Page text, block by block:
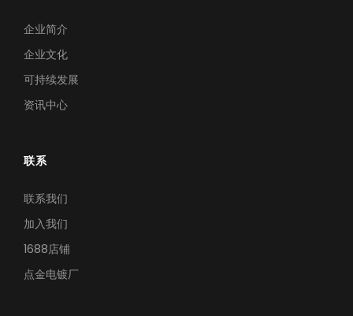
企业简介
企业文化
可持续发展
资讯中心
联系
联系我们
加入我们
1688店铺
点金电镀厂